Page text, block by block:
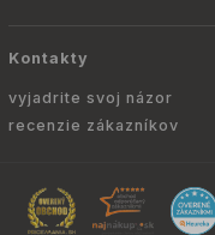
Kontakty
vyjadrite svoj názor
recenzie zákazníkov